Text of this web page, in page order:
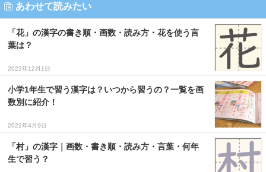
あわせて読みたい
「花」の漢字の書き順・画数・読み方・花を使う言
葉は？
2022年12月1日
小学1年生で習う漢字は？いつから習うの？一覧を画
数別に紹介！
2021年4月9日
「村」の漢字｜画数・書き順・読み方・言葉・何年
生で習う？